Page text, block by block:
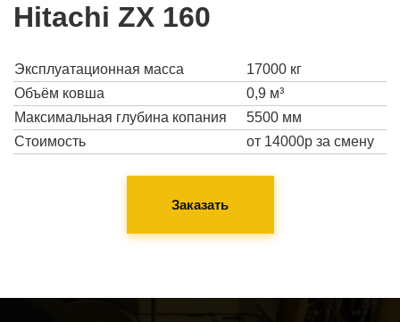
Hitachi ZX 160
Эксплуатационная масса
17000 кг
Объём ковша
0,9 м³
Максимальная глубина копания
5500 мм
Стоимость
от 14000р за смену
Заказать